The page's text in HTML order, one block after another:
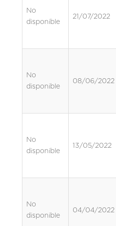
No
disponible
21/07/2022
No
disponible
08/06/2022
No
disponible
13/05/2022
No
disponible
04/04/2022